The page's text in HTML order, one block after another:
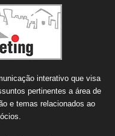
interativo que visa
pertinentes a área de
e temas relacionados ao